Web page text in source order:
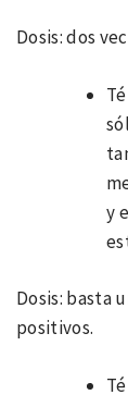
Dosis: dos
y
Dosis: basta
positivos.